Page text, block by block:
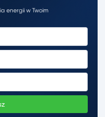
energii w Twoim